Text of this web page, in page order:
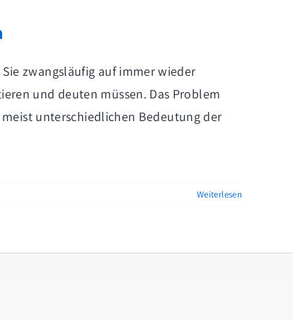
zwangsläufig auf immer wieder
und deuten müssen. Das Problem
unterschiedlichen Bedeutung der
Weiterlesen